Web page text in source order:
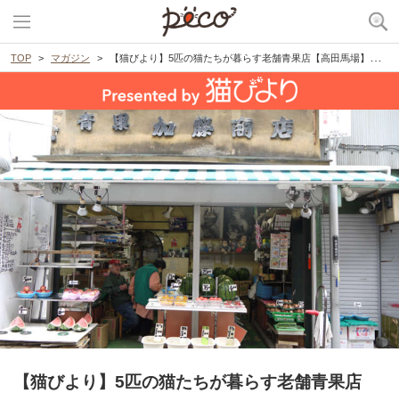
TOP マガジン 【猫びより】5匹の猫たちが暮らす老舗青果店【高田馬場】（辰巳出版）
【猫びより】5匹の猫たちが暮らす老舗青果店